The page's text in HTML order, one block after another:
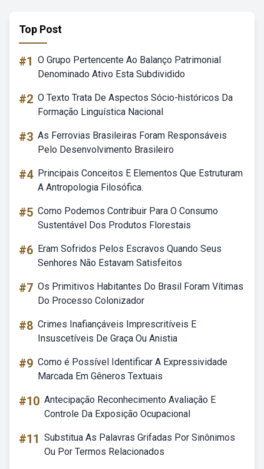
Top Post
#1 O Grupo Pertencente Ao Balanço Patrimonial
Denominado Ativo Esta Subdividido
#2 O Texto Trata De Aspectos Sócio-históricos Da
Formação Linguística Nacional
#3 As Ferrovias Brasileiras Foram Responsáveis
Pelo Desenvolvimento Brasileiro
#4 Principais Conceitos E Elementos Que Estruturam
A Antropologia Filosófica.
#5 Como Podemos Contribuir Para O Consumo
Sustentável Dos Produtos Florestais
#6 Eram Sofridos Pelos Escravos Quando Seus
Senhores Não Estavam Satisfeitos
#7 Os Primitivos Habitantes Do Brasil Foram Vítimas
Do Processo Colonizador
#8 Crimes Inafiançáveis Imprescritíveis E
Insuscetíveis De Graça Ou Anistia
#9 Como é Possível Identificar A Expressividade
Marcada Em Gêneros Textuais
#10 Antecipação Reconhecimento Avaliação E
Controle Da Exposição Ocupacional
#11 Substitua As Palavras Grifadas Por Sinônimos
Ou Por Termos Relacionados